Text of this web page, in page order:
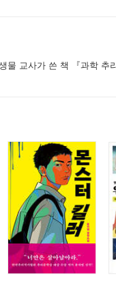
물 교사가 쓴 책 『과학 추